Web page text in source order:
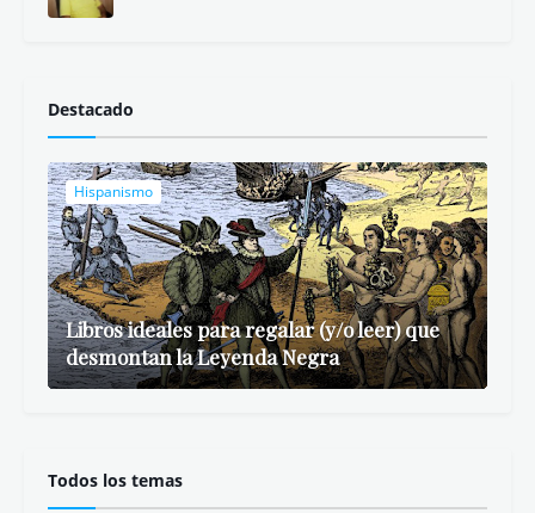
Destacado
Hispanismo
Libros ideales para regalar (y/o leer) que
desmontan la Leyenda Negra
Todos los temas